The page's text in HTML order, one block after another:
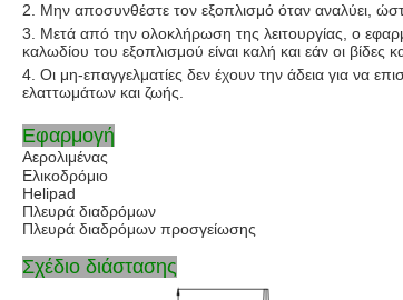
2. Μην αποσυνθέστε τον εξοπλισμό όταν αναλύει,
3. Μετά από την ολοκλήρωση της λειτουργίας, ο
καλωδίου του εξοπλισμού είναι καλή και εάν οι βίδες
4. Οι μη-επαγγελματίες δεν έχουν την άδεια για να
ελαττωμάτων και ζωής.
Εφαρμογή
Αερολιμένας
Ελικοδρόμιο
Helipad
Πλευρά διαδρόμων
Πλευρά διαδρόμων προσγείωσης
Σχέδιο διάστασης